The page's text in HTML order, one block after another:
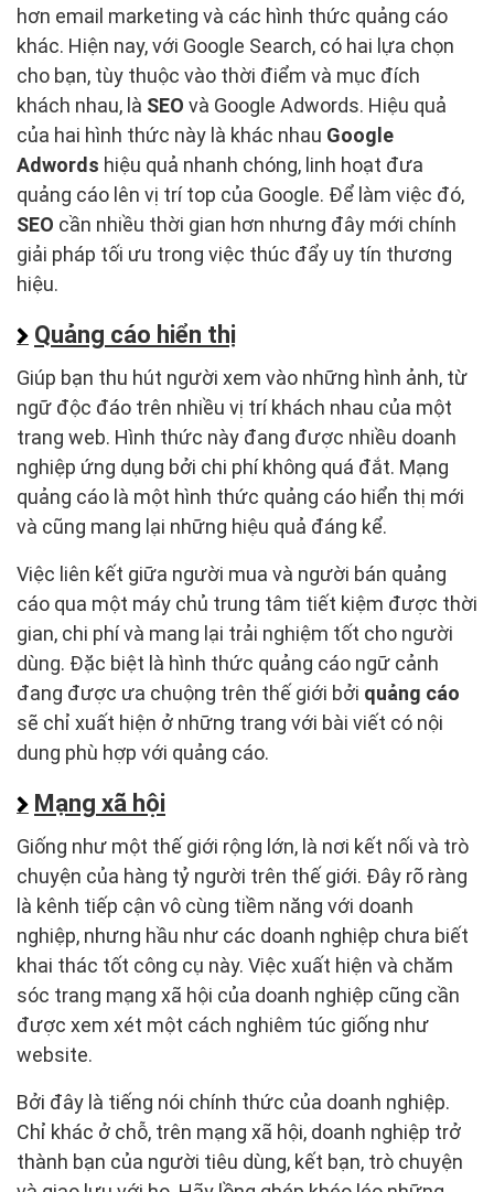
hơn email marketing và các hình thức quảng cáo
khác. Hiện nay, với Google Search, có hai lựa chọn
cho bạn, tùy thuộc vào thời điểm và mục đích
khách nhau, là SEO và Google Adwords. Hiệu quả
của hai hình thức này là khác nhau Google
Adwords hiệu quả nhanh chóng, linh hoạt đưa
quảng cáo lên vị trí top của Google. Để làm việc đó,
SEO cần nhiều thời gian hơn nhưng đây mới chính
giải pháp tối ưu trong việc thúc đẩy uy tín thương
hiệu.
Quảng cáo hiển thị
Giúp bạn thu hút người xem vào những hình ảnh, từ
ngữ độc đáo trên nhiều vị trí khách nhau của một
trang web. Hình thức này đang được nhiều doanh
nghiệp ứng dụng bởi chi phí không quá đắt. Mạng
quảng cáo là một hình thức quảng cáo hiển thị mới
và cũng mang lại những hiệu quả đáng kể.
Việc liên kết giữa người mua và người bán quảng
cáo qua một máy chủ trung tâm tiết kiệm được thời
gian, chi phí và mang lại trải nghiệm tốt cho người
dùng. Đặc biệt là hình thức quảng cáo ngữ cảnh
đang được ưa chuộng trên thế giới bởi quảng cáo
sẽ chỉ xuất hiện ở những trang với bài viết có nội
dung phù hợp với quảng cáo.
Mạng xã hội
Giống như một thế giới rộng lớn, là nơi kết nối và trò
chuyện của hàng tỷ người trên thế giới. Đây rõ ràng
là kênh tiếp cận vô cùng tiềm năng với doanh
nghiệp, nhưng hầu như các doanh nghiệp chưa biết
khai thác tốt công cụ này. Việc xuất hiện và chăm
sóc trang mạng xã hội của doanh nghiệp cũng cần
được xem xét một cách nghiêm túc giống như
website.
Bởi đây là tiếng nói chính thức của doanh nghiệp.
Chỉ khác ở chỗ, trên mạng xã hội, doanh nghiệp trở
thành bạn của người tiêu dùng, kết bạn, trò chuyện